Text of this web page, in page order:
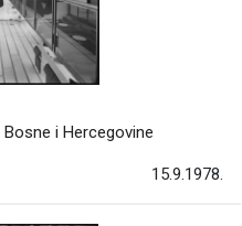
i Hercegovine
15.9.1978.